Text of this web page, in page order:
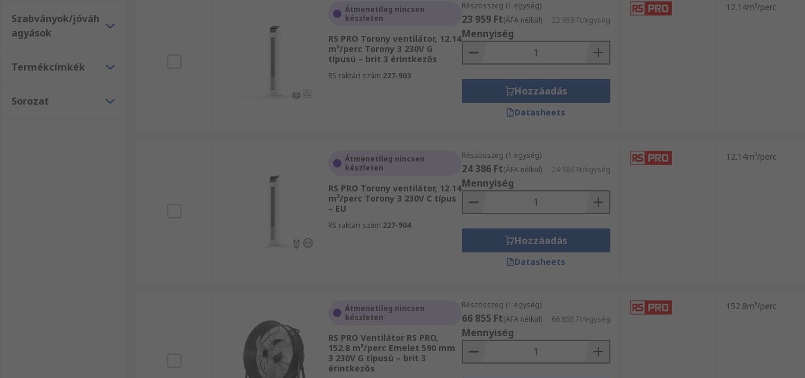
Szabványok/jóváh
agyások
Termékcímkék
Sorozat
Átmenetileg nincsen
készleten
RS PRO Torony ventilátor, 12.14
m³/perc Torony 3 230V G
típusú – brit 3 érintkezős
RS raktári szám 227-903
Részösszeg (1 egység)
23 959 Ft(ÁFA nélkül) 23 959 Ft/egység
Mennyiség
Hozzáadás
Datasheets
12.14m³/perc
Átmenetileg nincsen
készleten
RS PRO Torony ventilátor, 12.14
m³/perc Torony 3 230V C típus
– EU
RS raktári szám 227-904
Részösszeg (1 egység)
24 386 Ft(ÁFA nélkül) 24 386 Ft/egység
Mennyiség
Hozzáadás
Datasheets
12.14m³/perc
Átmenetileg nincsen
készleten
RS PRO Ventilátor RS PRO,
152.8 m³/perc Emelet 590 mm
3 230V G típusú – brit 3
érintkezős
Részösszeg (1 egység)
66 855 Ft(ÁFA nélkül) 66 855 Ft/egység
Mennyiség
152.8m³/perc